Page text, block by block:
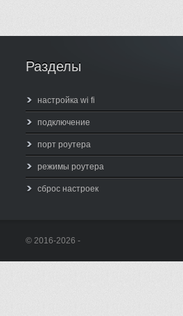
Разделы
настройка wi fi
подключение
порт роутера
режимы роутера
сброс настроек
© 2016-2026 -